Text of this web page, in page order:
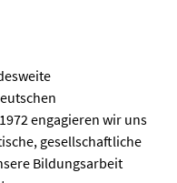
engagieren wir uns
gesellschaftliche
Bildungsarbeit